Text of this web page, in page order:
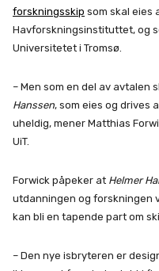
forskningsskip som skal eies
Havforskningsinstituttet, og
Universitetet i Tromsø.
– Men som en del av avtalen
Hanssen, som eies og drives
uheldig, mener Matthias
UiT.
Forwick påpeker at Helmer
utdanningen og forskningen
kan bli en tapende part om
– Den nye isbryteren er